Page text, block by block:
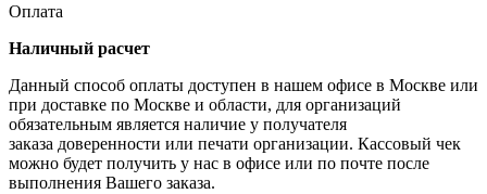
Оплата
Наличный расчет
Данный способ оплаты доступен в нашем офисе в Москве или
при доставке по Москве и области, для организаций
обязательным является наличие у получателя
заказа доверенности или печати организации. Кассовый чек
можно будет получить у нас в офисе или по почте после
выполнения Вашего заказа.